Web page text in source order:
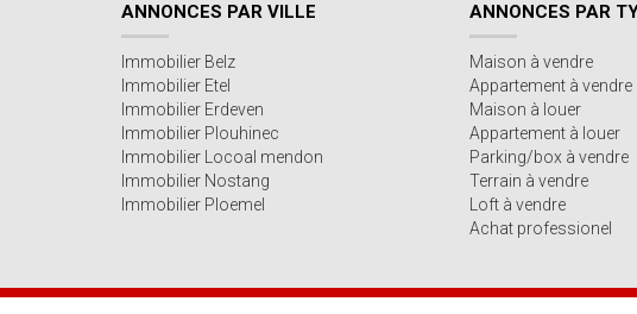
ANNONCES PAR VILLE
Immobilier Belz
Immobilier Etel
Immobilier Erdeven
Immobilier Plouhinec
Immobilier Locoal mendon
Immobilier Nostang
Immobilier Ploemel
ANNONCES PAR
Maison à vendre
Appartement à vendre
Maison à louer
Appartement à louer
Parking/box à vendre
Terrain à vendre
Loft à vendre
Achat professionel